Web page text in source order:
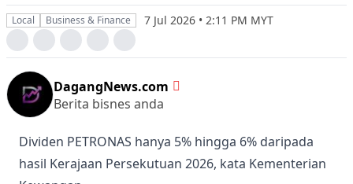
Local Business & Finance 7 Jul 2026 • 2:11 PM MYT
DagangNews.com
Berita bisnes anda
Dividen PETRONAS hanya 5% hingga 6% daripada
hasil Kerajaan Persekutuan 2026, kata Kementerian